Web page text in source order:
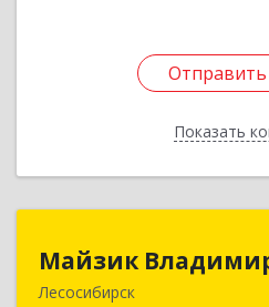
Отправить
Показать
Отправить
Майзик
Лесосибирск